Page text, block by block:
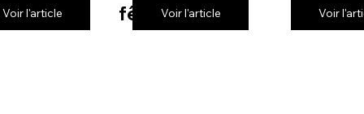
Voir l'article
fête de village
Voir l'article Voir